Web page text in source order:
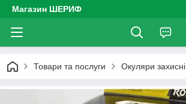
Магазин ШЕРИФ
Товари та послуги Окуляри захисні